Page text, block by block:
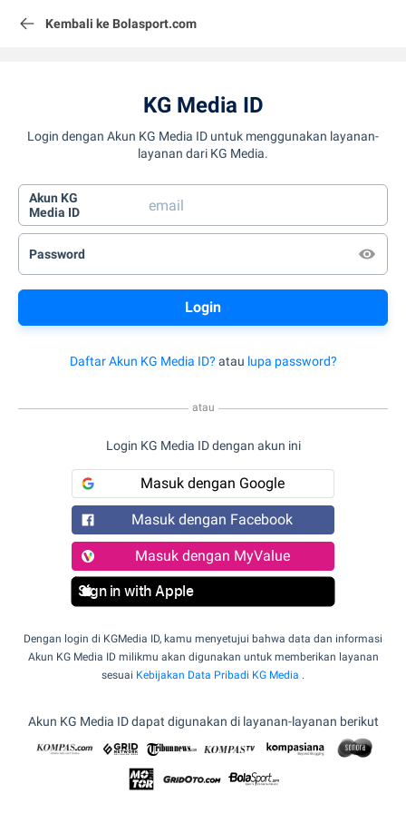
Kembali ke Bolasport.com
KG Media ID
Login dengan Akun KG Media ID untuk menggunakan layanan-
layanan dari KG Media.
Akun KG
Media ID
Password
Daftar Akun KG Media ID? atau lupa password?
atau
Login KG Media ID dengan akun ini
Masuk dengan Google
Masuk dengan Facebook
Masuk dengan MyValue
Sign in with Apple
Dengan login di KGMedia ID, kamu menyetujui bahwa data dan informasi
Akun KG Media ID milikmu akan digunakan untuk memberikan layanan
sesuai Kebijakan Data Pribadi KG Media .
Akun KG Media ID dapat digunakan di layanan-layanan berikut